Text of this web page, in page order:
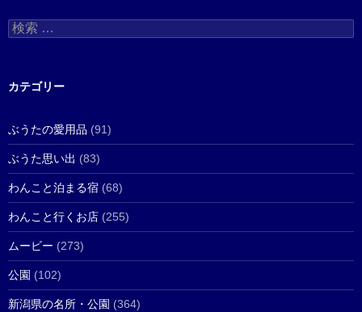
検
索
カテゴリー
ぶうたの愛用品 (91)
ぶうた思い出 (83)
わんこと泊まる宿 (68)
わんこと行くお店 (255)
ムービー (273)
公園 (102)
新潟県の名所・公園 (364)